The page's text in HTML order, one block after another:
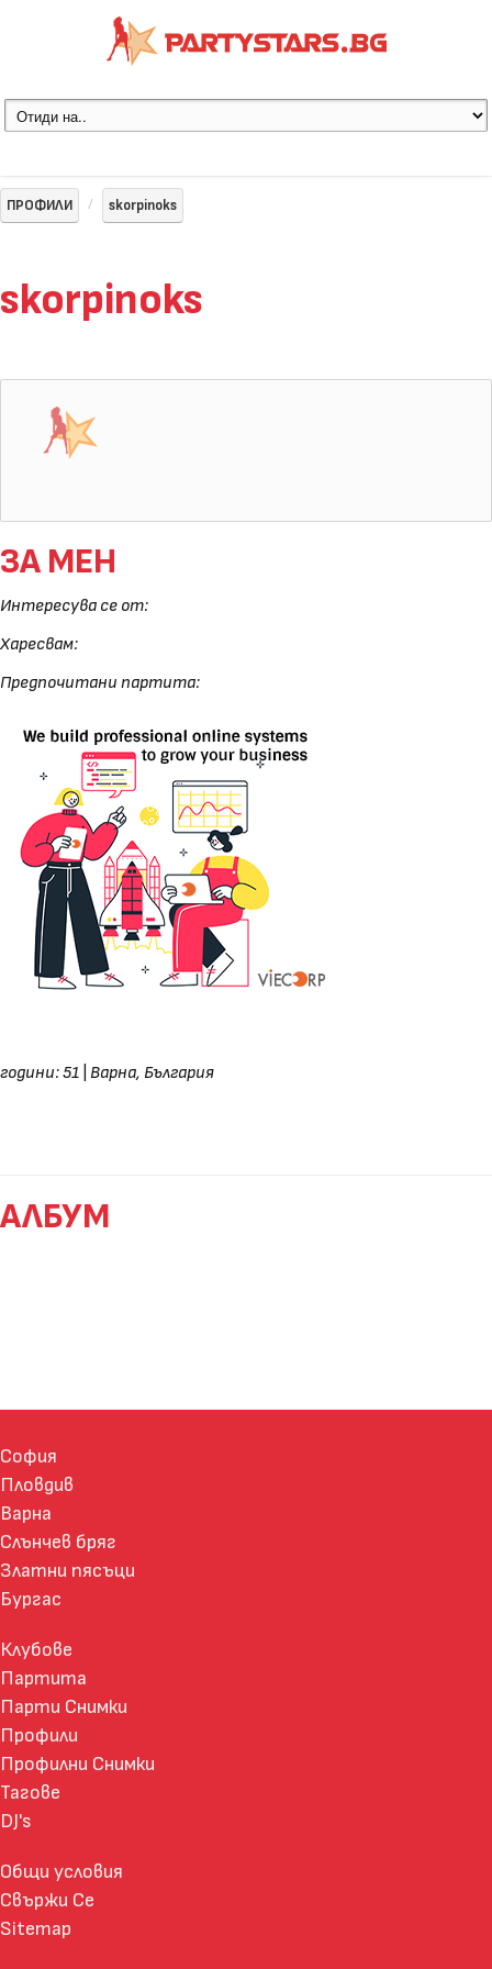
ПРОФИЛИ skorpinoks
skorpinoks
ЗА МЕН
Интересува се от:
Харесвам:
Предпочитани партита:
години: 51 Варна, България
АЛБУМ
София
Пловдив
Варна
Слънчев бряг
Златни пясъци
Бургас
Клубове
Партита
Парти Снимки
Профили
Профилни Снимки
Тагове
DJ's
Общи условия
Свържи Се
Sitemap